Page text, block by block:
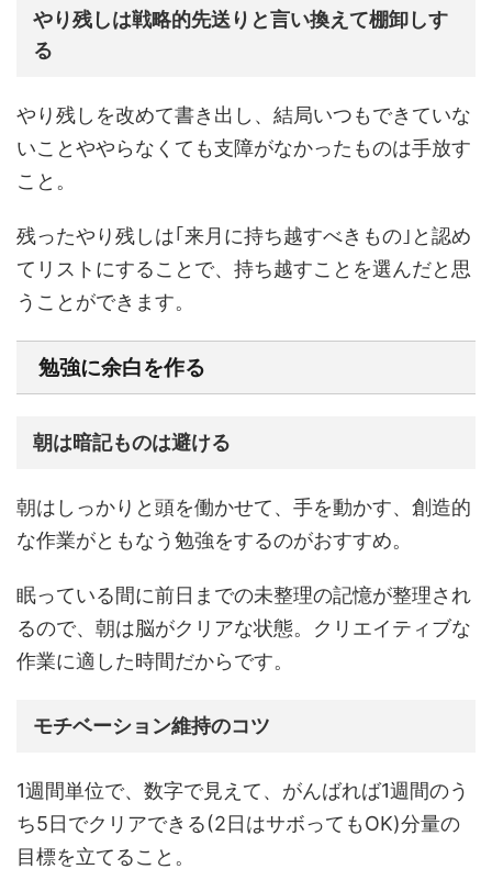
やり残しは戦略的先送りと言い換えて棚卸しす
る
やり残しを改めて書き出し、結局いつもできていな
いことややらなくても支障がなかったものは手放す
こと。
残ったやり残しは｢来月に持ち越すべきもの｣と認め
てリストにすることで、持ち越すことを選んだと思
うことができます。
勉強に余白を作る
朝は暗記ものは避ける
朝はしっかりと頭を働かせて、手を動かす、創造的
な作業がともなう勉強をするのがおすすめ。
眠っている間に前日までの未整理の記憶が整理され
るので、朝は脳がクリアな状態。クリエイティブな
作業に適した時間だからです。
モチベーション維持のコツ
1週間単位で、数字で見えて、がんばれば1週間のう
ち5日でクリアできる(2日はサボってもOK)分量の
目標を立てること。